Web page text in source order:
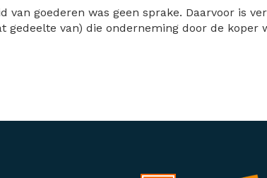
van goederen was geen sprake. Daarvoor is
gedeelte van) die onderneming door de koper